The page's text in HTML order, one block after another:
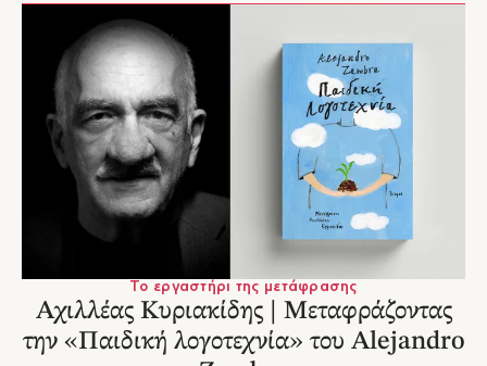
Το εργαστήρι της μετάφρασης
Αχιλλέας Κυριακίδης | Μεταφράζοντας
την «Παιδική λογοτεχνία» του Alejandro